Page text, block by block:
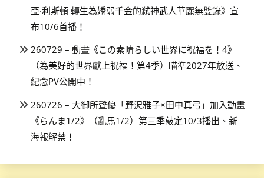
亞·利斯頓 轉生為嬌弱千金的弒神武人華麗無雙錄》宣
布10/6首播！
260729 – 動畫《この素晴らしい世界に祝福を！4》
（為美好的世界獻上祝福！第4季）瞄準2027年放送、
紀念PV公開中！
260726 – 大御所聲優「野沢雅子×田中真弓」加入動畫
《らんま1/2》（亂馬1/2）第三季敲定10/3播出、新
海報解禁！